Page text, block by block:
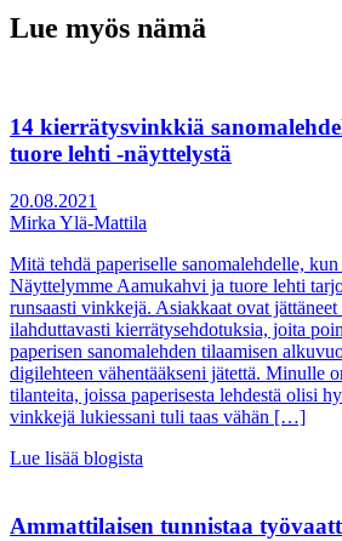
Lue myös nämä
14 kierrätysvinkkiä
tuore lehti -näyttelystä
20.08.2021
Mirka Ylä-Mattila
Mitä tehdä paperiselle sanomalehdelle,
Näyttelymme Aamukahvi ja tuore lehti
runsaasti vinkkejä. Asiakkaat ovat jättäneet
ilahduttavasti kierrätysehdotuksia, joita
paperisen sanomalehden tilaamisen
digilehteen vähentääkseni jätettä. Minulle
tilanteita, joissa paperisesta lehdestä olisi
vinkkejä lukiessani tuli taas vähän […]
Lue lisää blogista
Ammattilaisen tunnistaa